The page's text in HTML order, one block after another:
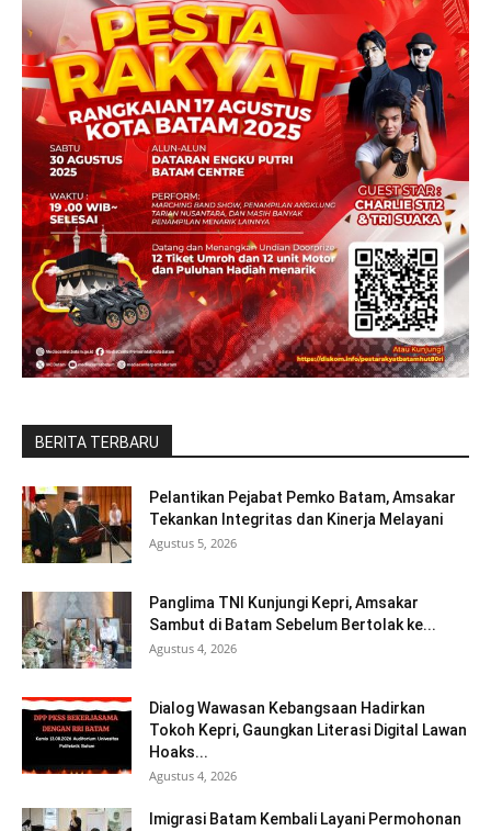
BERITA TERBARU
Pelantikan Pejabat Pemko Batam, Amsakar
Tekankan Integritas dan Kinerja Melayani
Agustus 5, 2026
Panglima TNI Kunjungi Kepri, Amsakar
Sambut di Batam Sebelum Bertolak ke...
Agustus 4, 2026
Dialog Wawasan Kebangsaan Hadirkan
Tokoh Kepri, Gaungkan Literasi Digital Lawan
Hoaks...
Agustus 4, 2026
Imigrasi Batam Kembali Layani Permohonan